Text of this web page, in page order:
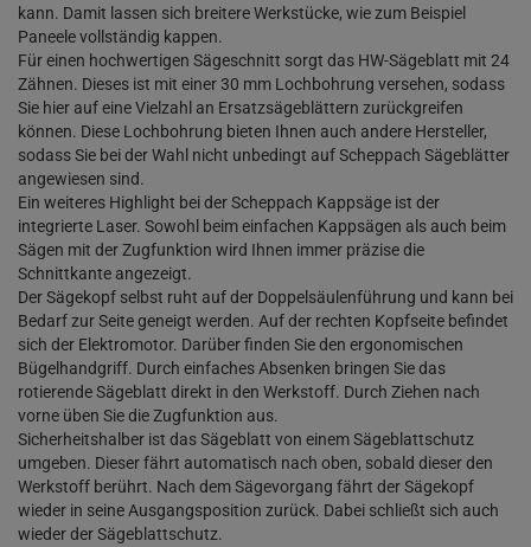
kann. Damit lassen sich breitere Werkstücke, wie zum Beispiel
Paneele vollständig kappen.
Für einen hochwertigen Sägeschnitt sorgt das HW-Sägeblatt mit 24
Zähnen. Dieses ist mit einer 30 mm Lochbohrung versehen, sodass
Sie hier auf eine Vielzahl an Ersatzsägeblättern zurückgreifen
können. Diese Lochbohrung bieten Ihnen auch andere Hersteller,
sodass Sie bei der Wahl nicht unbedingt auf Scheppach Sägeblätter
angewiesen sind.
Ein weiteres Highlight bei der Scheppach Kappsäge ist der
integrierte Laser. Sowohl beim einfachen Kappsägen als auch beim
Sägen mit der Zugfunktion wird Ihnen immer präzise die
Schnittkante angezeigt.
Der Sägekopf selbst ruht auf der Doppelsäulenführung und kann bei
Bedarf zur Seite geneigt werden. Auf der rechten Kopfseite befindet
sich der Elektromotor. Darüber finden Sie den ergonomischen
Bügelhandgriff. Durch einfaches Absenken bringen Sie das
rotierende Sägeblatt direkt in den Werkstoff. Durch Ziehen nach
vorne üben Sie die Zugfunktion aus.
Sicherheitshalber ist das Sägeblatt von einem Sägeblattschutz
umgeben. Dieser fährt automatisch nach oben, sobald dieser den
Werkstoff berührt. Nach dem Sägevorgang fährt der Sägekopf
wieder in seine Ausgangsposition zurück. Dabei schließt sich auch
wieder der Sägeblattschutz.